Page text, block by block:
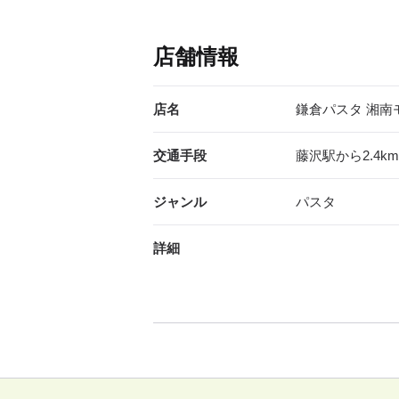
店舗情報
店名 鎌倉パスタ 湘南
交通手段 藤沢駅から2.4km
ジャンル パスタ
詳細